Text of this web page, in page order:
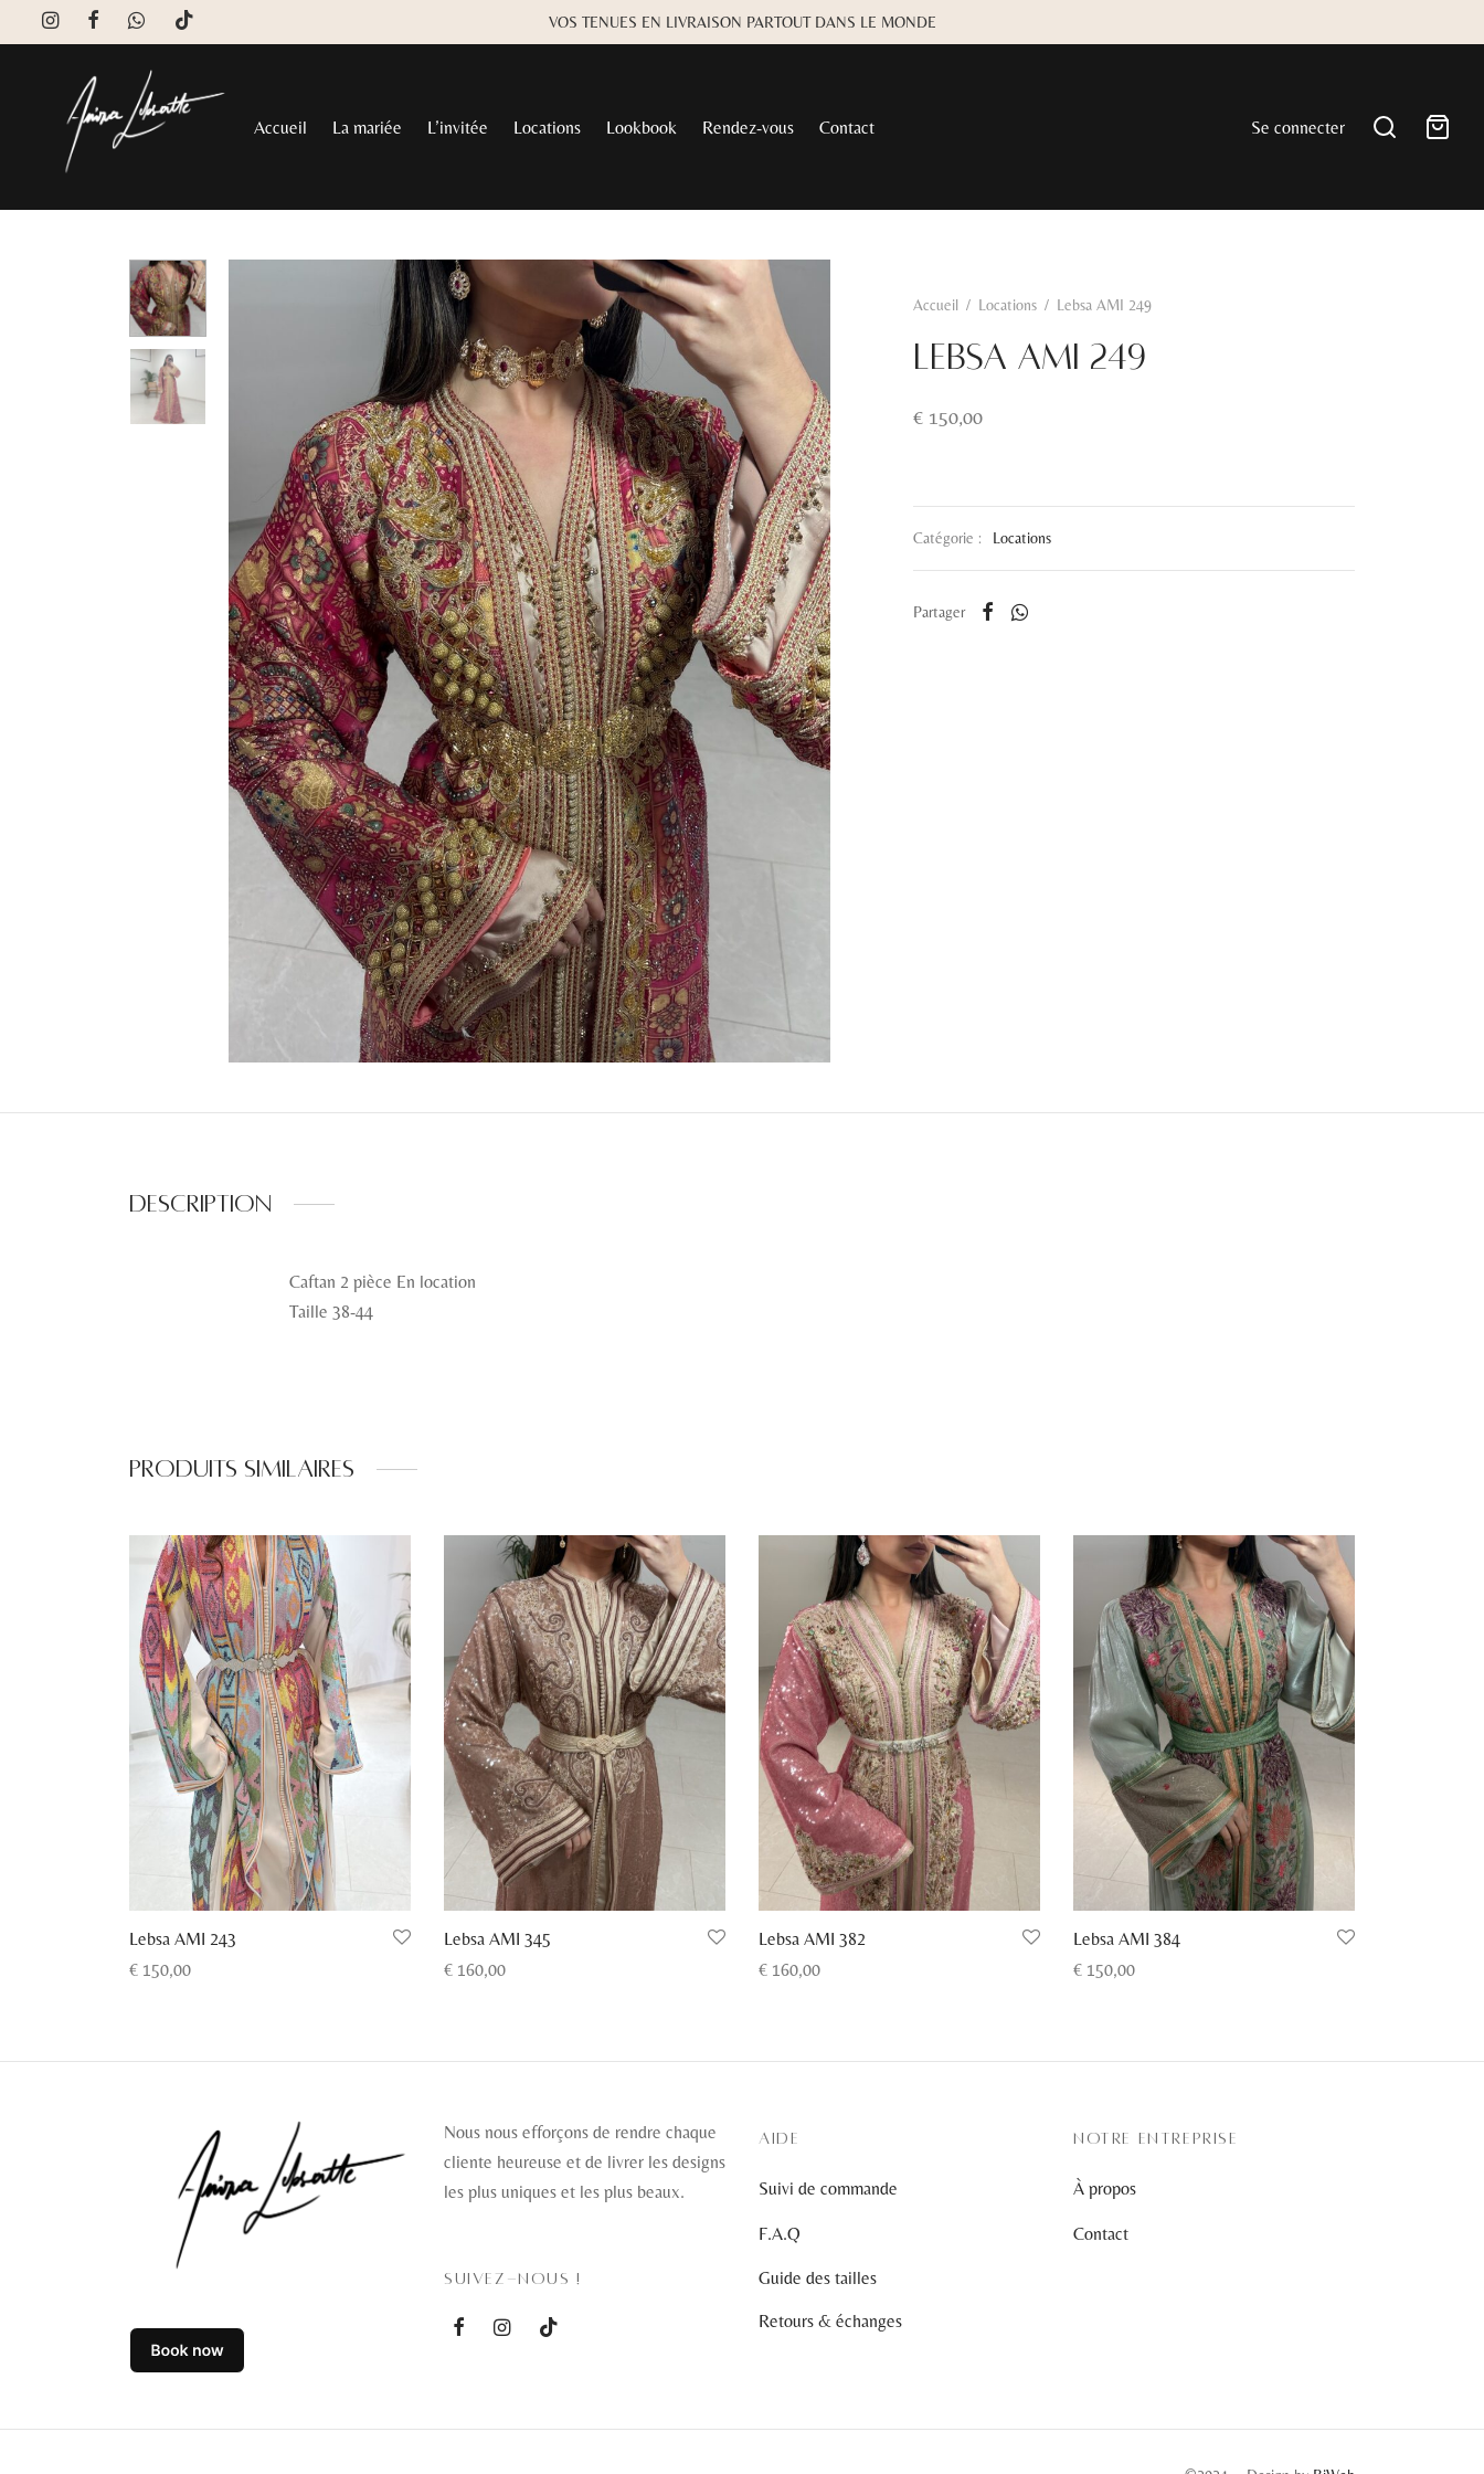
VOS TENUES EN LIVRAISON PARTOUT DANS LE MONDE
Accueil La mariée L’invitée Locations Lookbook Rendez-vous Contact Se connecter
Accueil / Locations / Lebsa AMI 249
Lebsa AMI 249
€ 150,00
Catégorie : Locations
Partager
Description
Caftan 2 pièce En location
Taille 38-44
Produits similaires
Lebsa AMI 243
€ 150,00
Lebsa AMI 345
€ 160,00
Lebsa AMI 382
€ 160,00
Lebsa AMI 384
€ 150,00
Nous nous efforçons de rendre chaque
cliente heureuse et de livrer les designs
les plus uniques et les plus beaux.
SUIVEZ-NOUS !
AIDE
Suivi de commande
F.A.Q
Guide des tailles
Retours & échanges
NOTRE ENTREPRISE
À propos
Contact